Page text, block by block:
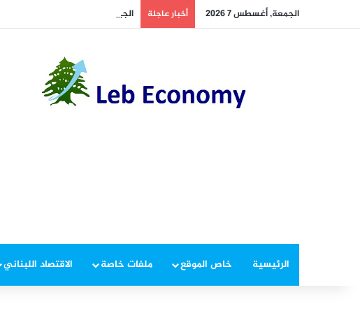
الجمعة, أغسطس 7 2026 أخبار عاجلة الجيش يوقف مطلوبين في إطار
الرئيسية خاص الموقع ملفات خاصة الاقتصاد اللبناني